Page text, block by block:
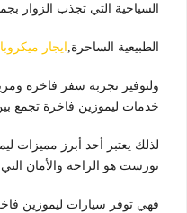
السياحية التي تجذب الزوار
الطبيعية الساحرة, ايجار
ولتوفير تجربة سفر فاخرة
خدمات ليموزين فاخرة تجمع
لذلك يعتبر أحد أبرز مميزات
تورست هو الراحة والأمان
فهي توفر سيارات ليموزين